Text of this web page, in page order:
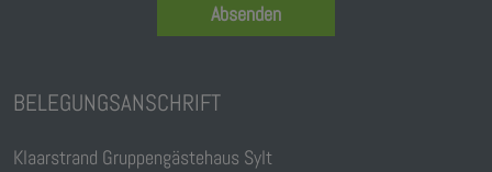
Absenden
BELEGUNGSANSCHRIFT
Klaarstrand Gruppengästehaus Sylt